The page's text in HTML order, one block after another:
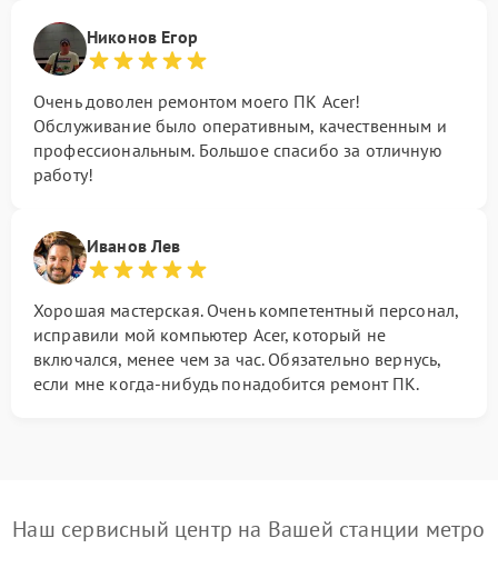
Никонов Егор
Очень доволен ремонтом моего ПК Acer!
Обслуживание было оперативным, качественным и
профессиональным. Большое спасибо за отличную
работу!
Иванов Лев
Хорошая мастерская. Очень компетентный персонал,
исправили мой компьютер Acer, который не
включался, менее чем за час. Обязательно вернусь,
если мне когда-нибудь понадобится ремонт ПК.
Наш сервисный центр на Вашей станции метро